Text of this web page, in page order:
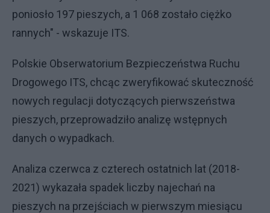
poniosło 197 pieszych, a 1 068 zostało ciężko
rannych" - wskazuje ITS.
Polskie Obserwatorium Bezpieczeństwa Ruchu
Drogowego ITS, chcąc zweryfikować skuteczność
nowych regulacji dotyczących pierwszeństwa
pieszych, przeprowadziło analizę wstępnych
danych o wypadkach.
Analiza czerwca z czterech ostatnich lat (2018-
2021) wykazała spadek liczby najechań na
pieszych na przejściach w pierwszym miesiącu